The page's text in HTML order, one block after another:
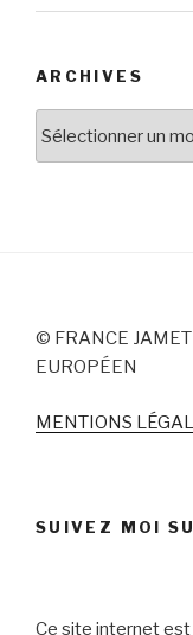
ARCHIVES
© FRANCE
EUROPÉEN
MENTIONS
SUIVEZ MOI
Ce site internet est